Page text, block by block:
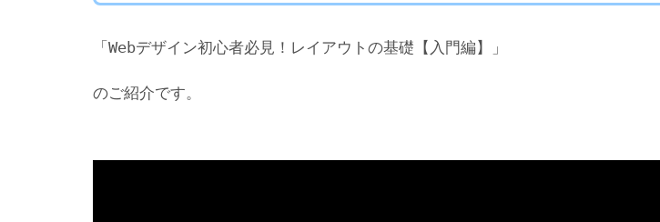
「Webデザイン初心者必見！レイアウトの基礎【入門編】」
のご紹介です。